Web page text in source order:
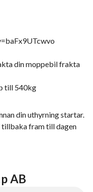
din moppebil frakta
till 540kg
din uthyrning startar.
fram till dagen
AB